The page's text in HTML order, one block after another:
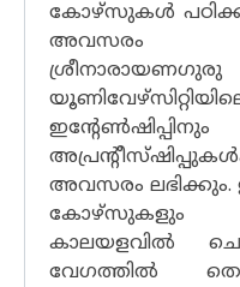
കോഴ്സുകൾ
അവസരം
അവസരം
കോഴ്സുകളും
കാലയളവിൽ
വേഗത്തിൽ